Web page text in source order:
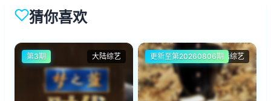
猜你喜欢
大陆综艺
第3期 大陆综艺
更新至第20260806期